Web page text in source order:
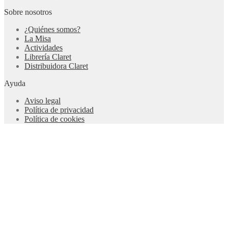
Sobre nosotros
¿Quiénes somos?
La Misa
Actividades
Librería Claret
Distribuidora Claret
Ayuda
Aviso legal
Política de privacidad
Política de cookies